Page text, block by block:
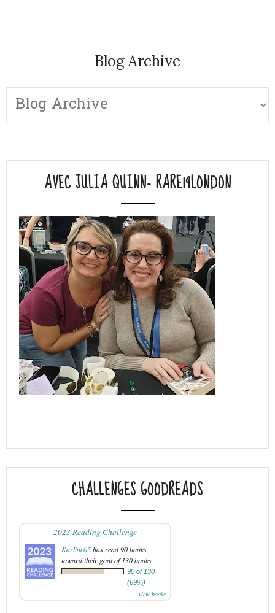
Blog Archive
AVEC JULIA QUINN- RARE19LONDON
CHALLENGES GOODREADS
2023 Reading Challenge
Karline05has read 90 books
toward their goal of 130 books.
90 of 130
(69%)
view books